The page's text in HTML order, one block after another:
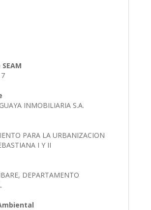
INMOBILIARIA S.A.
PARA LA URBANIZACION
I Y II
DEPARTAMENTO